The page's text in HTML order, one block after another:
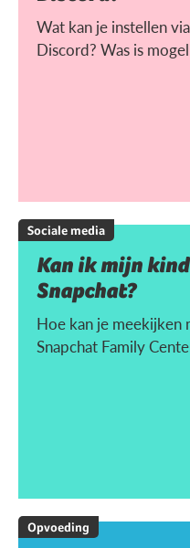
Wat kan je instellen
Discord? Was is
Sociale media
Kan ik mijn
Snapchat?
Hoe kan je meekijken
Snapchat Family
Opvoeding